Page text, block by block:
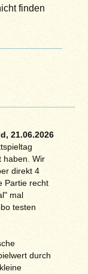
finden
21.06.2026
haben. Wir
direkt 4
Partie recht
mal
testen
durch